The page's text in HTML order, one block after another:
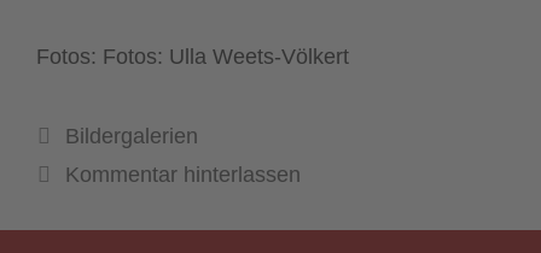
Fotos: Fotos: Ulla Weets-Völkert
Kategorien
Bildergalerien
Kommentar hinterlassen